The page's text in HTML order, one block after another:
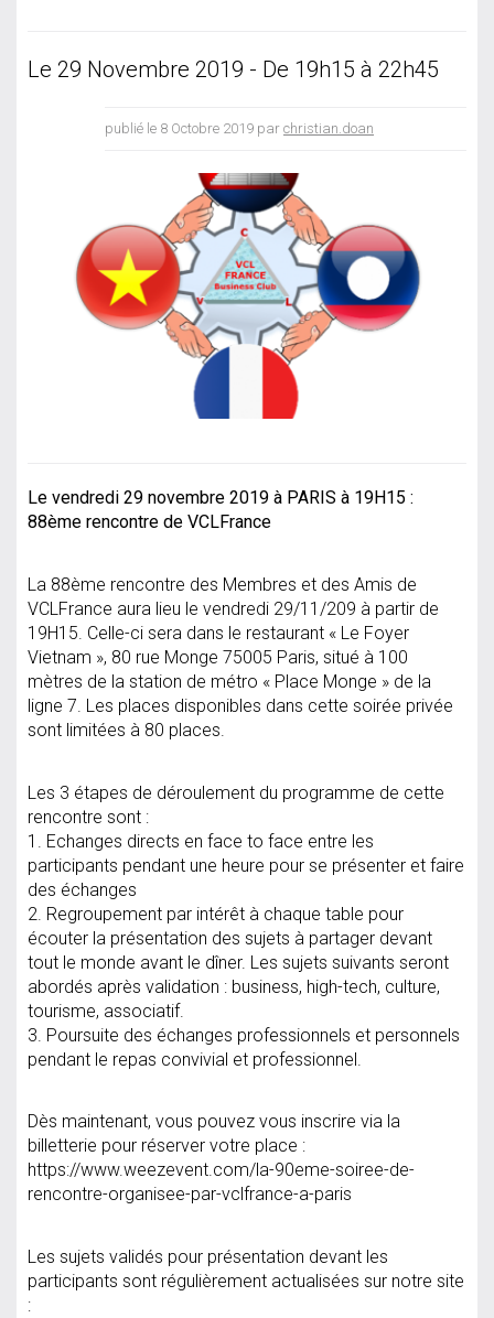
Le 29 Novembre 2019 - De 19h15 à 22h45
publié le 8 Octobre 2019 par christian.doan
Le vendredi 29 novembre 2019 à PARIS à 19H15 :
88ème rencontre de VCLFrance
La 88ème rencontre des Membres et des Amis de
VCLFrance aura lieu le vendredi 29/11/209 à partir de
19H15. Celle-ci sera dans le restaurant « Le Foyer
Vietnam », 80 rue Monge 75005 Paris, situé à 100
mètres de la station de métro « Place Monge » de la
ligne 7. Les places disponibles dans cette soirée privée
sont limitées à 80 places.
Les 3 étapes de déroulement du programme de cette
rencontre sont :
1. Echanges directs en face to face entre les
participants pendant une heure pour se présenter et faire
des échanges
2. Regroupement par intérêt à chaque table pour
écouter la présentation des sujets à partager devant
tout le monde avant le dîner. Les sujets suivants seront
abordés après validation : business, high-tech, culture,
tourisme, associatif.
3. Poursuite des échanges professionnels et personnels
pendant le repas convivial et professionnel.
Dès maintenant, vous pouvez vous inscrire via la
billetterie pour réserver votre place :
https://www.weezevent.com/la-90eme-soiree-de-
rencontre-organisee-par-vclfrance-a-paris
Les sujets validés pour présentation devant les
participants sont régulièrement actualisées sur notre site
: